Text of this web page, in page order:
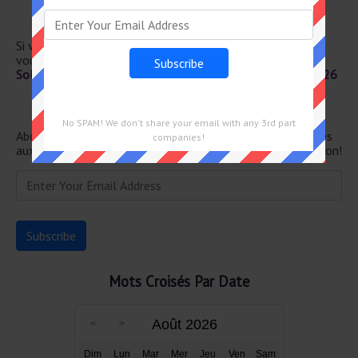
Bobiner sans em– bobiner
Si vous avez déjà résolu cet indice de mots croisés et que
vous recherchez le message principal, rendez-vous sur
Solution Le Parisien Mots Fléchés Force 2 du 14 Mars 2026
Abonnez-vous ci-dessous et recevez les dernières réponses
aux mots croisés directement dans votre boîte de réception!
Mots Croisés Par Date
Août 2026
Dim Lun Mar Mer Jeu Ven Sam
No SPAM! We don't share your email with any 3rd part
companies!